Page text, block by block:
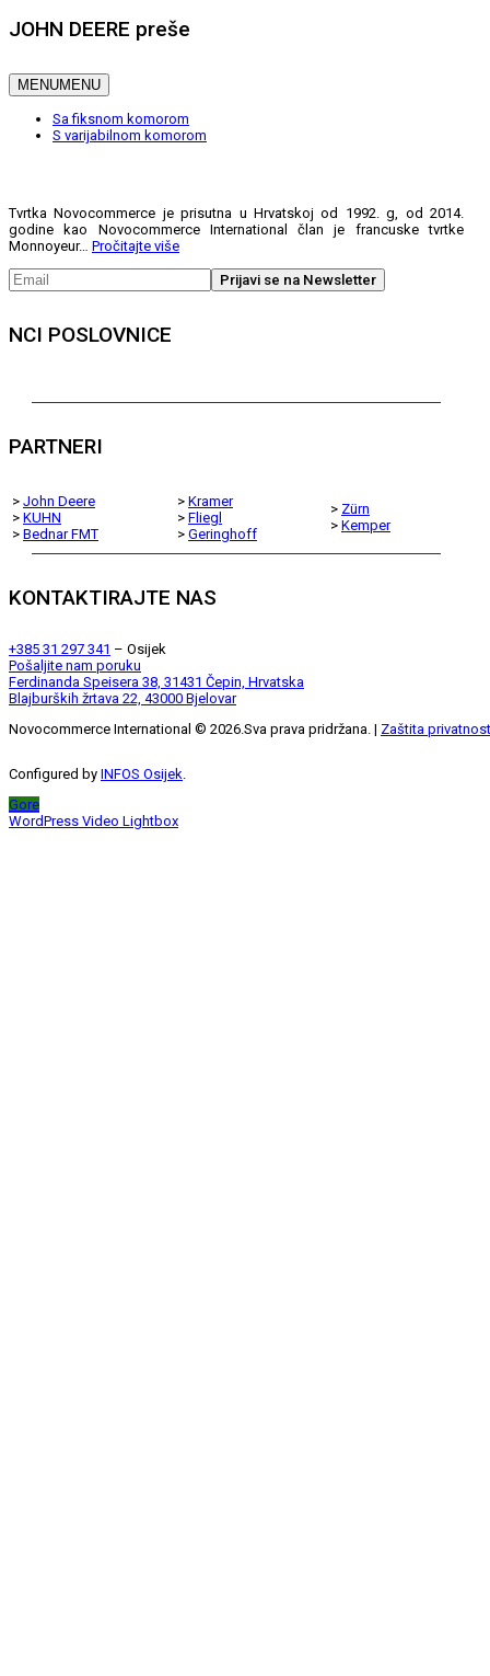
JOHN DEERE preše
MENUMENU
Sa fiksnom komorom
S varijabilnom komorom
Tvrtka Novocommerce je prisutna u Hrvatskoj od 1992. g, od 2014.
godine kao Novocommerce International član je francuske tvrtke
Monnoyeur… Pročitajte više
NCI POSLOVNICE
PARTNERI
> John Deere
> KUHN
> Bednar FMT
> Kramer
> Fliegl
> Geringhoff
> Zürn
> Kemper
KONTAKTIRAJTE NAS
+385 31 297 341 – Osijek
Pošaljite nam poruku
Ferdinanda Speisera 38, 31431 Čepin, Hrvatska
Blajburških žrtava 22, 43000 Bjelovar
Novocommerce International © 2026.Sva prava pridržana. | Zaštita
Configured by INFOS Osijek.
Gore
WordPress Video Lightbox